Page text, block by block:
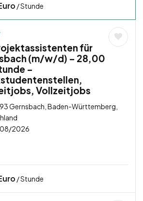
/ Stunde
für
(m/w/d) – 28,00
–
Vollzeitjobs
Gernsbach, Baden-Württemberg,
2026
/ Stunde